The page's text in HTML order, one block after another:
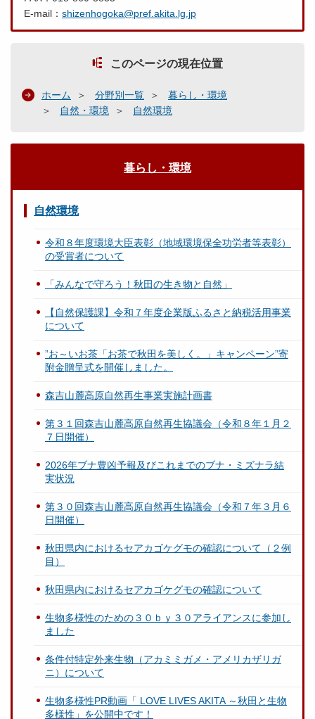
E-mail： shizenhogoka@pref.akita.lg.jp
このページの現在位置
ホーム 分野別一覧
暮らし・環境
自然・環境
自然環境
暮らし・環境
自然環境
令和８年度環境大臣表彰（地域環境保全功労者等表彰）
の受賞者について
「みんなで守ろう！秋田の生き物と自然」
【自然保護課】令和７年度企業版ふるさと納税活用事業
について
”お～いお茶「お茶で秋田を美しく。」キャンペーン”寄
附金贈呈式を開催しました。
森吉山麓高原自然再生事業実施計画書
第３１回森吉山麓高原自然再生協議会（令和８年１月２
７日開催）
2026年ブナ豊凶予報及びこれまでのブナ・ミズナラ結
実状況
第３０回森吉山麓高原自然再生協議会（令和７年３月６
日開催）
秋田県内におけるセアカゴケグモの確認について（２例
目）
秋田県内におけるセアカゴケグモの確認について
生物多様性のための３０ｂｙ３０アライアンスに参加し
ました
条件付特定外来生物（アカミミガメ・アメリカザリガ
ニ）について
生物多様性PR動画「 LOVE LIVES AKITA ～秋田と生物
多様性」を公開中です！